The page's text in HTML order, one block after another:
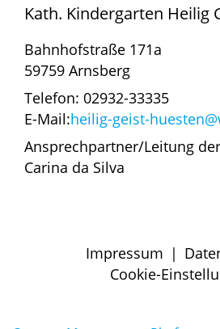
Kath. Kindergarten Heilig
Bahnhofstraße 171a
59759 Arnsberg
Telefon: 02932-33335
E-Mail:heilig-geist-
Ansprechpartner/Leitung
Carina da Silva
Impressum |
Cookie-